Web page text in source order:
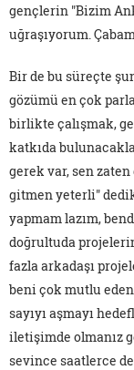
gençlerin "Bizim
uğraşıyorum.
Bir de bu süreçte
gözümü en çok
birlikte çalışmak,
katkıda
gerek var, sen zaten
gitmen yeterli"
yapmam lazım,
doğrultuda
fazla arkadaşı
beni çok mutlu
sayıyı aşmayı
iletişimde olmanız
sevince saatlerce